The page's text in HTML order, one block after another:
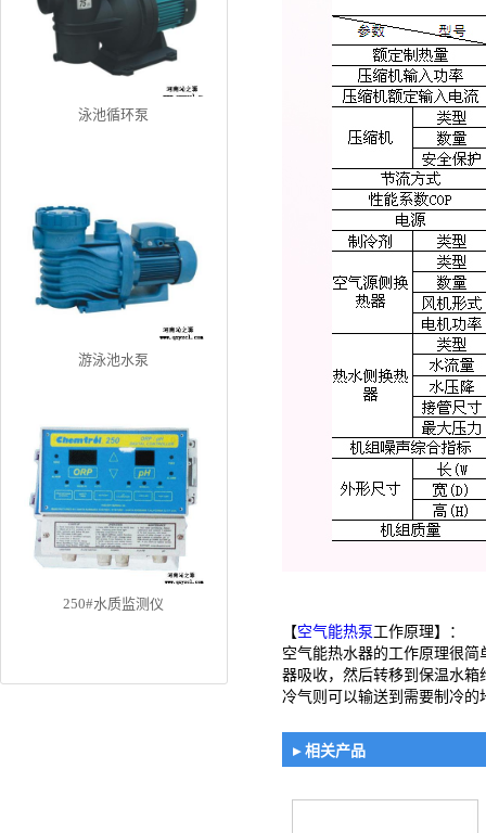
泳池循环泵
游泳池水泵
250#水质监测仪
【空气能热泵 工作原理】：
空气能热水器的工作原理很
器吸收，然后转移到保温水
冷气则可以输送到需要制冷
▸ 相关产品